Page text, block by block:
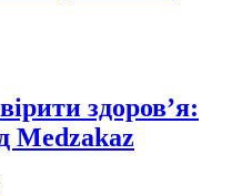
здоров’я:
Medzakaz